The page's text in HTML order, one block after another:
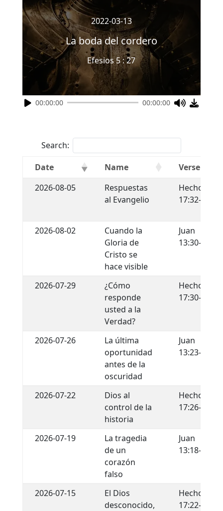
2022-03-13
La boda del cordero
Efesios 5 : 27
00:00:00 00:00:00
Search:
Date
Name
Verse
2026-08-05
Respuestas
al Evangelio
Hechos
17:32-34
2026-08-02
Cuando la
Gloria de
Cristo se
hace visible
Juan
13:30-35
2026-07-29
¿Cómo
responde
usted a la
Verdad?
Hechos
17:30-31
2026-07-26
La última
oportunidad
antes de la
oscuridad
Juan
13:23-30
2026-07-22
Dios al
control de la
historia
Hechos
17:26-29
2026-07-19
La tragedia
de un
corazón
falso
Juan
13:18-22
2026-07-15
El Dios
desconocido,
Hechos
17:22-34